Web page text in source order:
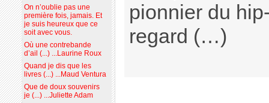
pionnier du
regard (…)
On n’oublie pas une
première fois, jamais. Et
je suis heureux que ce
soit avec vous.
Où une contrebande
d’ail (...) ...Laurine Roux
Quand je dis que les
livres (...) ...Maud Ventura
Que de doux souvenirs
je (...) ...Juliette Adam